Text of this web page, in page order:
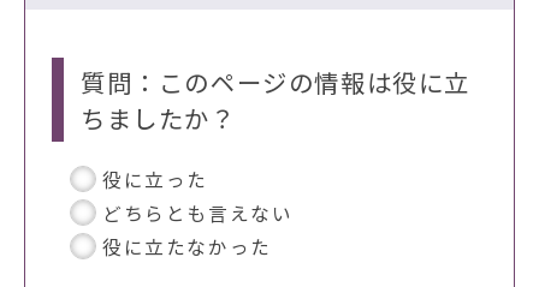
質問：このページの情報は役に立
ちましたか？
役に立った
どちらとも言えない
役に立たなかった